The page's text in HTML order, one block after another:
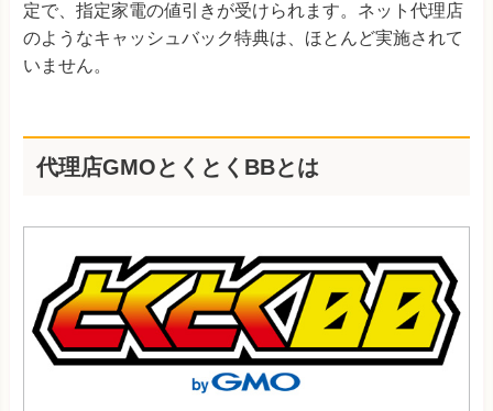
定で、指定家電の値引きが受けられます。ネット代理店
のようなキャッシュバック特典は、ほとんど実施されて
いません。
代理店GMOとくとくBBとは